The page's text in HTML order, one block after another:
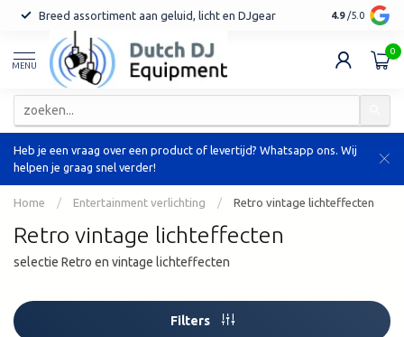
Breed assortiment aan geluid, licht en DJgear Tot 7 jaar
4.9 /5.0
MENU
0
Heb je een vraag over een product of levertijd? Whatsapp ons. Wij
helpen je graag snel verder!
Home / Entertainment verlichting / Retro vintage lichteffecten
Retro vintage lichteffecten
selectie Retro en vintage lichteffecten
Filters